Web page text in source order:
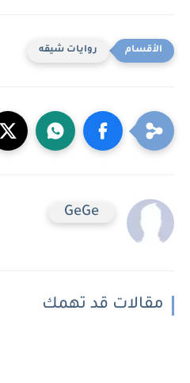
روايات شيقه
GeGe
مقالات قد تهمك